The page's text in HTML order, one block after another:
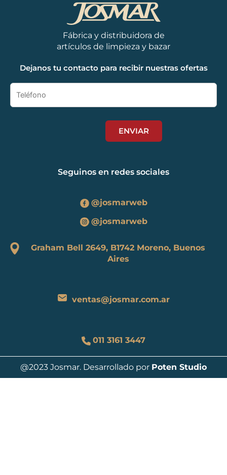
Fábrica y distribuidora de
artículos de limpieza y bazar
Dejanos tu contacto para recibir nuestras ofertas
Seguinos en redes sociales
@josmarweb
@josmarweb
Graham Bell 2649, B1742 Moreno, Buenos
Aires
ventas@josmar.com.ar
011 3161 3447
@2023 Josmar. Desarrollado por Poten Studio